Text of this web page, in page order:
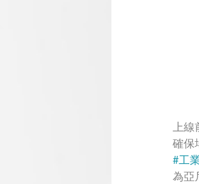
上線
確保
#工
為亞